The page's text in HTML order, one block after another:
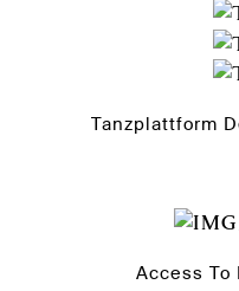
Tanzplattform
Access To